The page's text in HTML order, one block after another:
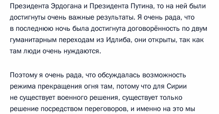
Президента Эрдогана и Президента Путина, то на ней были
достигнуты очень важные результаты. Я очень рада, что
в последнюю ночь была достигнута договорённость по двум
гуманитарным переходам из Идлиба, они открыты, так как
там люди очень нуждаются.
Поэтому я очень рада, что обсуждалась возможность
режима прекращения огня там, потому что для Сирии
не существует военного решения, существует только
решение посредством переговоров, и именно на это мы